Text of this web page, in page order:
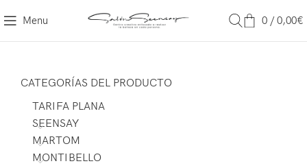
Menu 0 / 0,00€
CATEGORÍAS DEL PRODUCTO
TARIFA PLANA
SEENSAY
MARTOM
MONTIBELLO